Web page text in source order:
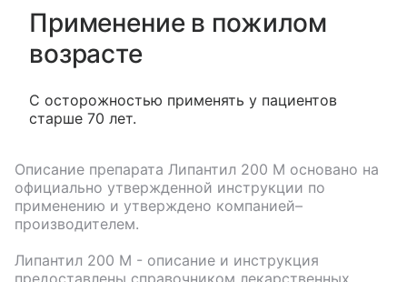
Применение в пожилом
возрасте
С осторожностью применять у пациентов
старше 70 лет.
Описание препарата Липантил 200 М основано на
официально утвержденной инструкции по
применению и утверждено компанией–
производителем.
Липантил 200 М - описание и инструкция